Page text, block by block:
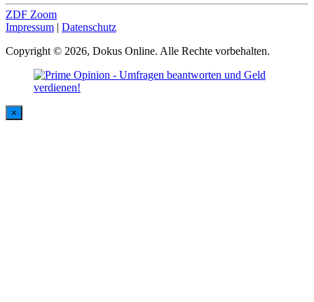
ZDF Zoom
Impressum | Datenschutz
Copyright © 2026, Dokus Online. Alle Rechte vorbehalten.
×